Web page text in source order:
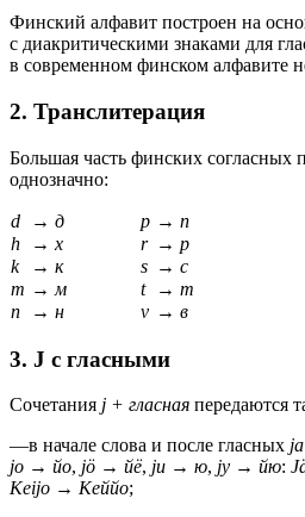
Финский алфавит построен на
с диакритическими знаками для
в современном финском алфавите
2. Транслитерация
Большая часть финских согласных
однозначно:
d → д p → п
h
→ х r → р
k
→ к s → с
m → м t → т
n
→ н v → в
3. J с гласными
Сочетания j + гласная передаются
—в начале слова и после гласных ja
jo → йо, jö → йё, ju → ю, jy → йю:
Keijo → Кеййо;